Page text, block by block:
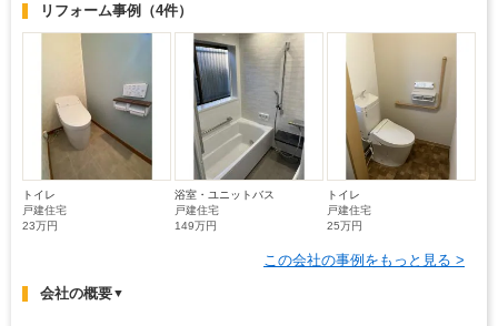
リフォーム事例 （4件）
トイレ
戸建住宅
23万円
浴室・ユニットバス
戸建住宅
149万円
トイレ
戸建住宅
25万円
この会社の事例をもっと見る >
会社の概要▼